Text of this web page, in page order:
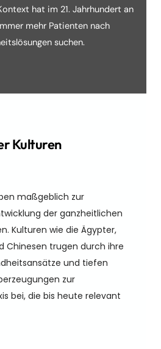
hat im 21. Jahrhundert an
mehr Patienten nach
suchen.
Kulturen
maßgeblich zur
der ganzheitlichen
Kulturen wie die Ägypter,
Chinesen trugen durch ihre
und tiefen
zur
bei, die bis heute relevant